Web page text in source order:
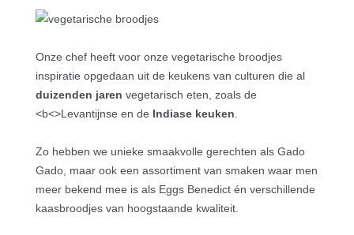
Onze chef heeft voor onze vegetarische broodjes
inspiratie opgedaan uit de keukens van culturen die al
duizenden jaren vegetarisch eten, zoals de
<b<>Levantijnse en de Indiase keuken
Zo hebben we unieke smaakvolle gerechten als Gado
Gado, maar ook een assortiment van smaken waar men
meer bekend mee is als Eggs Benedict én verschillende
kaasbroodjes van hoogstaande kwaliteit.